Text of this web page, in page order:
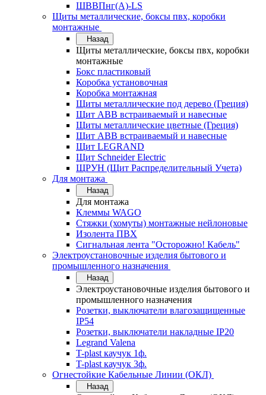
ШВВПнг(А)-LS
Щиты металлические, боксы пвх, коробки
монтажные
Назад
Щиты металлические, боксы пвх, коробки
монтажные
Бокс пластиковый
Коробка установочная
Коробка монтажная
Щиты металлические под дерево (Греция)
Щит ABB встраиваемый и навесные
Щиты металлические цветные (Греция)
Щит ABB встраиваемый и навесные
Щит LEGRAND
Щит Schneider Electric
ЩРУН (Щит Распределительный Учета)
Для монтажа
Назад
Для монтажа
Клеммы WAGO
Стяжки (хомуты) монтажные нейлоновые
Изолента ПВХ
Сигнальная лента "Осторожно! Кабель"
Электроустановочные изделия бытового и
промышленного назначения
Назад
Электроустановочные изделия бытового и
промышленного назначения
Розетки, выключатели влагозащищенные
IP54
Розетки, выключатели накладные IP20
Legrand Valena
T-plast каучук 1ф.
T-plast каучук 3ф.
Огнестойкие Кабельные Линии (ОКЛ)
Назад